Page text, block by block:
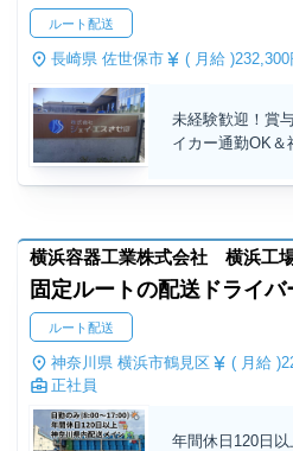
ルート配送
長崎県 佐世保市 ( 月給 )232,300
未経験歓迎！賞
イカー通勤OK＆
横浜容器工業株式会社 横浜工
固定ルートの配送ドライバ
ルート配送
神奈川県 横浜市鶴見区 ( 月給 )
正社員
年間休日120日